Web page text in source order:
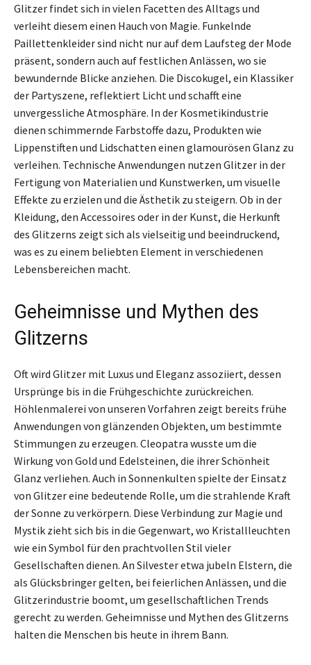
Glitzer findet sich in vielen Facetten des Alltags und
verleiht diesem einen Hauch von Magie. Funkelnde
Paillettenkleider sind nicht nur auf dem Laufsteg der Mode
präsent, sondern auch auf festlichen Anlässen, wo sie
bewundernde Blicke anziehen. Die Discokugel, ein Klassiker
der Partyszene, reflektiert Licht und schafft eine
unvergessliche Atmosphäre. In der Kosmetikindustrie
dienen schimmernde Farbstoffe dazu, Produkten wie
Lippenstiften und Lidschatten einen glamourösen Glanz zu
verleihen. Technische Anwendungen nutzen Glitzer in der
Fertigung von Materialien und Kunstwerken, um visuelle
Effekte zu erzielen und die Ästhetik zu steigern. Ob in der
Kleidung, den Accessoires oder in der Kunst, die Herkunft
des Glitzerns zeigt sich als vielseitig und beeindruckend,
was es zu einem beliebten Element in verschiedenen
Lebensbereichen macht.
Geheimnisse und Mythen des
Glitzerns
Oft wird Glitzer mit Luxus und Eleganz assoziiert, dessen
Ursprünge bis in die Frühgeschichte zurückreichen.
Höhlenmalerei von unseren Vorfahren zeigt bereits frühe
Anwendungen von glänzenden Objekten, um bestimmte
Stimmungen zu erzeugen. Cleopatra wusste um die
Wirkung von Gold und Edelsteinen, die ihrer Schönheit
Glanz verliehen. Auch in Sonnenkulten spielte der Einsatz
von Glitzer eine bedeutende Rolle, um die strahlende Kraft
der Sonne zu verkörpern. Diese Verbindung zur Magie und
Mystik zieht sich bis in die Gegenwart, wo Kristallleuchten
wie ein Symbol für den prachtvollen Stil vieler
Gesellschaften dienen. An Silvester etwa jubeln Elstern, die
als Glücksbringer gelten, bei feierlichen Anlässen, und die
Glitzerindustrie boomt, um gesellschaftlichen Trends
gerecht zu werden. Geheimnisse und Mythen des Glitzerns
halten die Menschen bis heute in ihrem Bann.